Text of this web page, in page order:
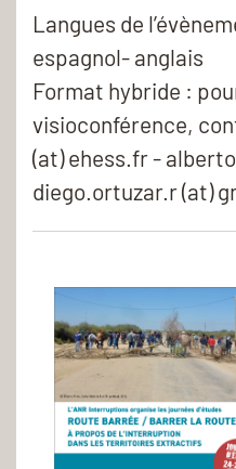
Langues de
espagnol- anglais
Format hybride :
visioconférence,
(at) ehess.fr -
diego.ortuzar.r (at)